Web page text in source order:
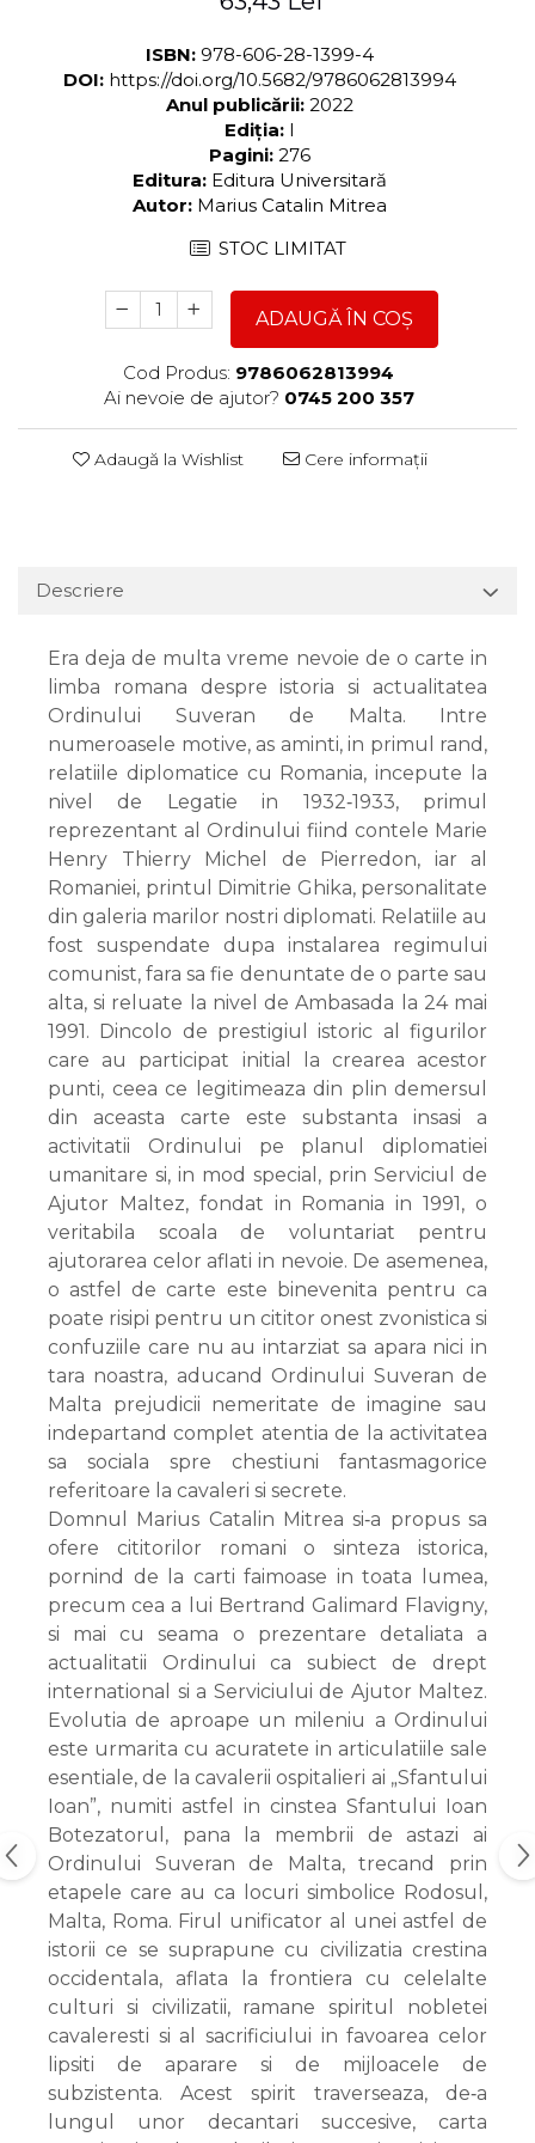
ISBN: 978-606-28-1399-4
DOI: https://doi.org/10.5682/9786062813994
Anul publicării: 2022
Ediția: I
Pagini: 276
Editura: Editura Universitară
Autor: Marius Catalin Mitrea
STOC LIMITAT
ADAUGĂ ÎN COȘ
Cod Produs: 9786062813994
Ai nevoie de ajutor? 0745 200 357
Adaugă la Wishlist Cere informații
Descriere
Era deja de multa vreme nevoie de o carte in
limba romana despre istoria si actualitatea
Ordinului Suveran de Malta. Intre
numeroasele motive, as aminti, in primul rand,
relatiile diplomatice cu Romania, incepute la
nivel de Legatie in 1932‑1933, primul
reprezentant al Ordinului fiind contele Marie
Henry Thierry Michel de Pierredon, iar al
Romaniei, printul Dimitrie Ghika, personalitate
din galeria marilor nostri diplomati. Relatiile au
fost suspendate dupa instalarea regimului
comunist, fara sa fie denuntate de o parte sau
alta, si reluate la nivel de Ambasada la 24 mai
1991. Dincolo de prestigiul istoric al figurilor
care au participat initial la crearea acestor
punti, ceea ce legitimeaza din plin demersul
din aceasta carte este substanta insasi a
activitatii Ordinului pe planul diplomatiei
umanitare si, in mod special, prin Serviciul de
Ajutor Maltez, fondat in Romania in 1991, o
veritabila scoala de voluntariat pentru
ajutorarea celor aflati in nevoie. De asemenea,
o astfel de carte este binevenita pentru ca
poate risipi pentru un cititor onest zvonistica si
confuziile care nu au intarziat sa apara nici in
tara noastra, aducand Ordinului Suveran de
Malta prejudicii nemeritate de imagine sau
indepartand complet atentia de la activitatea
sa sociala spre chestiuni fantasmagorice
referitoare la cavaleri si secrete.
Domnul Marius Catalin Mitrea si‑a propus sa
ofere cititorilor romani o sinteza istorica,
pornind de la carti faimoase in toata lumea,
precum cea a lui Bertrand Galimard Flavigny,
si mai cu seama o prezentare detaliata a
actualitatii Ordinului ca subiect de drept
international si a Serviciului de Ajutor Maltez.
Evolutia de aproape un mileniu a Ordinului
este urmarita cu acuratete in articulatiile sale
esentiale, de la cavalerii ospitalieri ai „Sfantului
Ioan”, numiti astfel in cinstea Sfantului Ioan
Botezatorul, pana la membrii de astazi ai
Ordinului Suveran de Malta, trecand prin
etapele care au ca locuri simbolice Rodosul,
Malta, Roma. Firul unificator al unei astfel de
istorii ce se suprapune cu civilizatia crestina
occidentala, aflata la frontiera cu celelalte
culturi si civilizatii, ramane spiritul nobletei
cavaleresti si al sacrificiului in favoarea celor
lipsiti de aparare si de mijloacele de
subzistenta. Acest spirit traverseaza, de‑a
lungul unor decantari succesive, carta